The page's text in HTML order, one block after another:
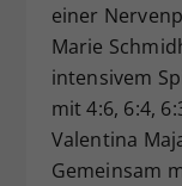
einer
Marie
intensivem
mit 4:6, 6:4,
Valentina
Gemeinsam